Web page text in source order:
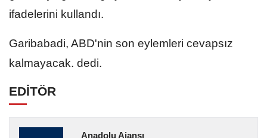
ifadelerini kullandı.
Garibabadi, ABD'nin son eylemleri cevapsız
kalmayacak. dedi.
EDİTÖR
Anadolu Ajansı